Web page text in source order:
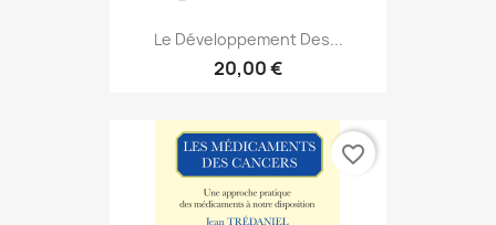
Le Développement Des...
20,00 €
favorite_border